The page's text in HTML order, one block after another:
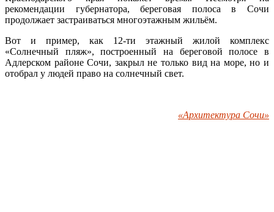
рекомендации губернатора, береговая полоса в Сочи
продолжает застраиваться многоэтажным жильём.
Вот и пример, как 12-ти этажный жилой комплекс
«Солнечный пляж», построенный на береговой полосе в
Адлерском районе Сочи, закрыл не только вид на море, но и
отобрал у людей право на солнечный свет.
«Архитектура Сочи»